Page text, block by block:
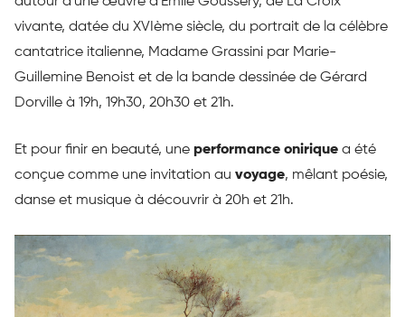
vivante, datée du XVIème siècle, du portrait de la célèbre
cantatrice italienne, Madame Grassini par Marie-
Guillemine Benoist et de la bande dessinée de Gérard
Dorville à 19h, 19h30, 20h30 et 21h.
Et pour finir en beauté, une performance onirique a été
conçue comme une invitation au voyage, mêlant poésie,
danse et musique à découvrir à 20h et 21h.